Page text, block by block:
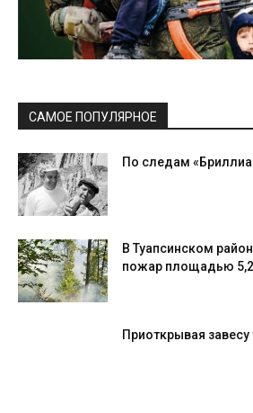
САМОЕ ПОПУЛЯРНОЕ
По следам
В Туапсинском
пожар площадью 5,2
Приоткрывая завесу